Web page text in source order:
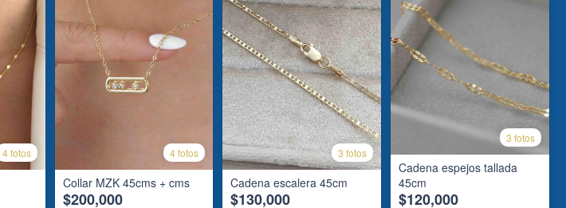
4 fotos 4 fotos
Collar MZK 45cms + cms
$200,000
3 fotos
Cadena escalera 45cm
$130,000
3 fotos
Cadena espejos tallada
45cm
$120,000